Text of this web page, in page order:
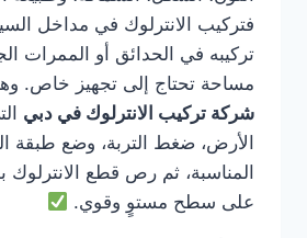
فتركيب الانترلوك في مداخل
تركيبه في الحدائق أو الممرات
مساحة تحتاج إلى تجهيز خاص.
شركة تركيب الانترلوك في دبي
الأرض، ضغط التربة، وضع طبقة
المناسبة، ثم رص قطع
على سطح مستوٍ وقوي.